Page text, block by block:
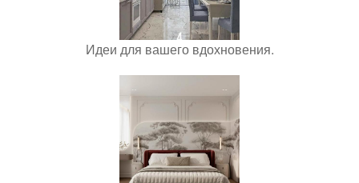
Идеи для вашего вдохновения.